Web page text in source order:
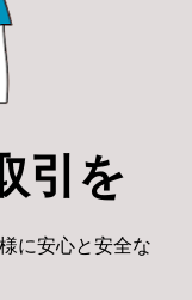
引を
に安心と安全な